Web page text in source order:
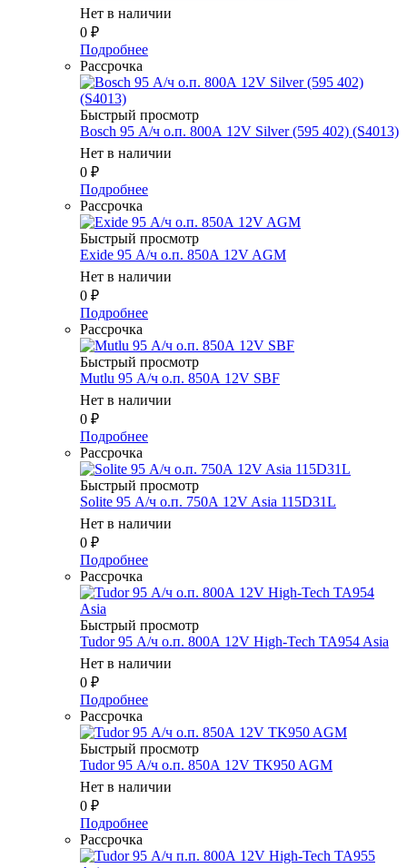
Нет в наличии
0 ₽
Подробнее
Рассрочка
Быстрый просмотр
Bosch 95 А/ч о.п. 800А 12V Silver (595 402) (S4013)
Нет в наличии
0 ₽
Подробнее
Рассрочка
Быстрый просмотр
Exide 95 А/ч о.п. 850А 12V AGM
Нет в наличии
0 ₽
Подробнее
Рассрочка
Быстрый просмотр
Mutlu 95 А/ч о.п. 850А 12V SBF
Нет в наличии
0 ₽
Подробнее
Рассрочка
Быстрый просмотр
Solite 95 А/ч о.п. 750А 12V Asia 115D31L
Нет в наличии
0 ₽
Подробнее
Рассрочка
Быстрый просмотр
Tudor 95 А/ч о.п. 800А 12V High-Tech TA954 Asia
Нет в наличии
0 ₽
Подробнее
Рассрочка
Быстрый просмотр
Tudor 95 А/ч о.п. 850А 12V TK950 AGM
Нет в наличии
0 ₽
Подробнее
Рассрочка